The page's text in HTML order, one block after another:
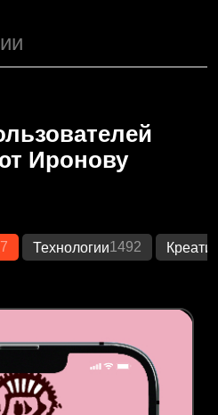
Иронову
7 Технологии1492